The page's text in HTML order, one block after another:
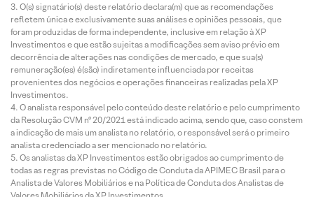
O(s) signatário(s) deste relatório declara(m) que as recomendações
refletem única e exclusivamente suas análises e opiniões pessoais, que
foram produzidas de forma independente, inclusive em relação à XP
Investimentos e que estão sujeitas a modificações sem aviso prévio em
decorrência de alterações nas condições de mercado, e que sua(s)
remuneração(es) é(são) indiretamente influenciada por receitas
provenientes dos negócios e operações financeiras realizadas pela XP
Investimentos.
O analista responsável pelo conteúdo deste relatório e pelo cumprimento
da Resolução CVM nº 20/2021 está indicado acima, sendo que, caso constem
a indicação de mais um analista no relatório, o responsável será o primeiro
analista credenciado a ser mencionado no relatório.
Os analistas da XP Investimentos estão obrigados ao cumprimento de
todas as regras previstas no Código de Conduta da APIMEC Brasil para o
Analista de Valores Mobiliários e na Política de Conduta dos Analistas de